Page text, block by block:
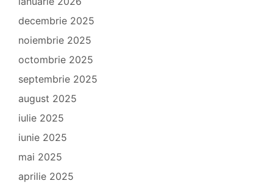
decembrie 2025
noiembrie 2025
octombrie 2025
septembrie 2025
august 2025
iulie 2025
iunie 2025
mai 2025
aprilie 2025